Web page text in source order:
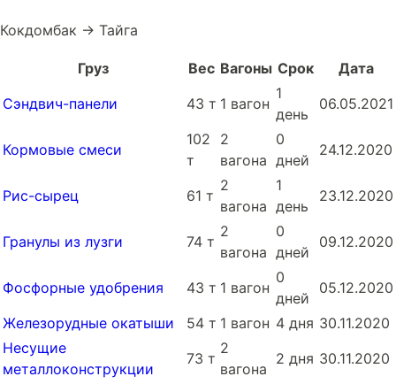
Кокдомбак → Тайга
Груз Вес Вагоны Срок
Дата
Сэндвич-панели
43 т 1 вагон
1
день
06.05.2021
Кормовые смеси
102
т
2
вагона
0
дней
24.12.2020
Рис-сырец 61 т
2
вагона
1
день
23.12.2020
Гранулы из лузги 74 т
2
вагона
0
дней
09.12.2020
Фосфорные удобрения 43 т 1 вагон
0
дней
05.12.2020
Железорудные окатыши
54 т 1 вагон 4 дня 30.11.2020
Несущие
металлоконструкции
73 т
2
вагона
2 дня 30.11.2020